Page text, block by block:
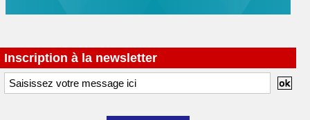
Inscription à la newsletter